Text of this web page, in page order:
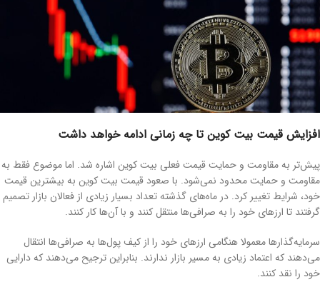
افزایش قیمت بیت کوین تا چه زمانی ادامه خواهد داشت
پیش‌تر به مقاومت و حمایت قیمت فعلی بیت کوین اشاره شد. اما موضوع فقط به
مقاومت و حمایت محدود نمی‌شود. با صعود قیمت بیت کوین به بیشترین قیمت
خود، شرایط تغییر کرد. در ماه‌های گذشته تعداد بسیار زیادی از فعالان بازار تصمیم
گرفتند تا ارزهای خود را به صرافی‌ها منتقل کنند و با آن‌ها کار کنند.
سرمایه‌گذارها معمولا هنگامی ارزهای خود را از کیف پول‌ها به صرافی‌ها انتقال
می‌دهند که اعتماد زیادی به مسیر بازار ندارند. بنابراین ترجیح می‌دهند که دارایی
خود را نقد کنند.